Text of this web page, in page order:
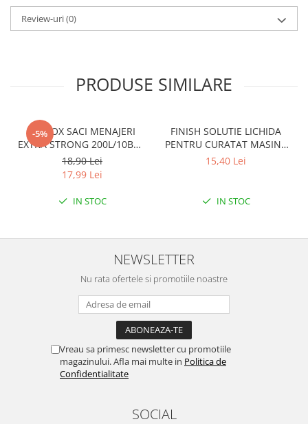
Review-uri(0)
PRODUSE SIMILARE
-5%
CLINOX SACI MENAJERI
EXTRA STRONG 200L/10BUC
LDPE NEGRI (90*122CM)
ETICHETA MOV
18,90 Lei
17,99 Lei
IN STOC
FINISH SOLUTIE LICHIDA
PENTRU CURATAT MASINA
DE SPALAT VASE 250ML
15,40 Lei
IN STOC
NEWSLETTER
Nu rata ofertele si promotiile noastre
Vreau sa primesc newsletter cu promotiile
magazinului. Afla mai multe in Politica de
Confidentialitate
SOCIAL